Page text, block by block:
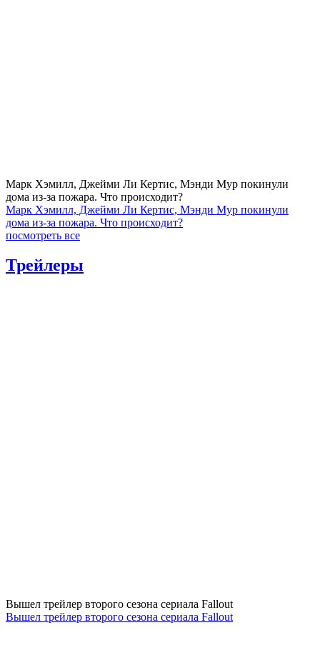
Марк Хэмилл, Джейми Ли Кертис, Мэнди Мур покинули
дома из-за пожара. Что происходит?
Марк Хэмилл, Джейми Ли Кертис, Мэнди Мур покинули
дома из-за пожара. Что происходит?
посмотреть все
Трейлеры
Вышел трейлер второго сезона сериала Fallout
Вышел трейлер второго сезона сериала Fallout